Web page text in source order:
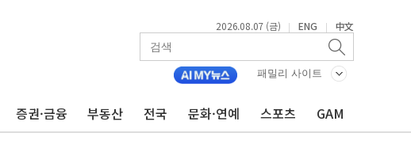
2026.08.07 (금) | ENG | 中文
패밀리 사이트
증권·금융 부동산 전국 문화·연예 스포츠 GAM
은 "또 개입했나" 촉각
...美 고용 쇼크에 반도체주 '활짝'
'쇼크'…9월 금리 인상 기대 후퇴
위협정 체결